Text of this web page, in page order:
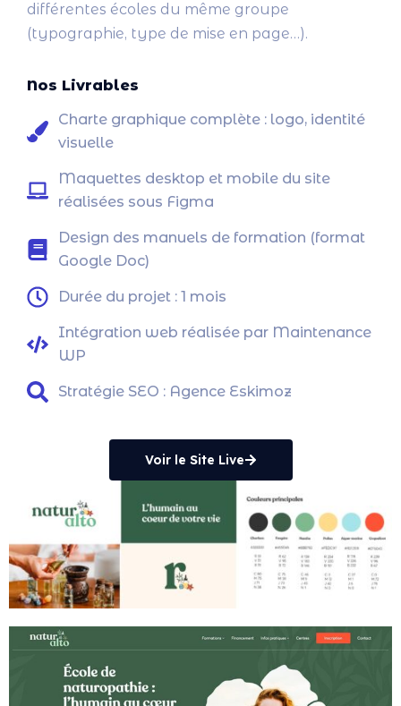
différentes écoles du même groupe
(typographie, type de mise en page…).
Nos Livrables
Charte graphique complète : logo, identité
visuelle
Maquettes desktop et mobile du site
réalisées sous Figma
Design des manuels de formation (format
Google Doc)
Durée du projet : 1 mois
Intégration web réalisée par Maintenance
WP
Stratégie SEO : Agence Eskimoz
Voir le Site Live